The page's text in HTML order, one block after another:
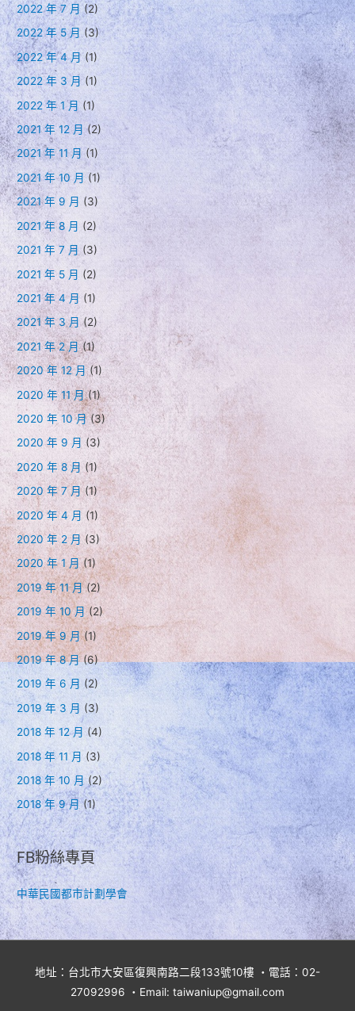
2022 年 7 月(2)
2022 年 5 月 (3)
2022 年 4 月(1)
2022 年 3 月(1)
2022 年 1 月 (1)
2021 年 12 月 (2)
2021 年 11 月(1)
2021 年 10 月(1)
2021 年 9 月 (3)
2021 年 8 月 (2)
2021 年 7 月 (3)
2021 年 5 月 (2)
2021 年 4 月 (1)
2021 年 3 月(2)
2021 年 2 月(1)
2020 年 12 月(1)
2020 年 11 月(1)
2020 年 10 月(3)
2020 年 9 月(3)
2020 年 8 月(1)
2020 年 7 月(1)
2020 年 4 月 (1)
2020 年 2 月(3)
2020 年 1 月(1)
2019 年 11 月(2)
2019 年 10 月(2)
2019 年 9 月(1)
2019 年 8 月(6)
2019 年 6 月 (2)
2019 年 3 月 (3)
2018 年 12 月 (4)
2018 年 11 月 (3)
2018 年 10 月 (2)
2018 年 9 月(1)
FB粉絲專頁
中華民國都市計劃學會
地址：台北市大安區復興南路二段133號10樓 ・電話：02-
27092996 ・Email: taiwaniup@gmail.com